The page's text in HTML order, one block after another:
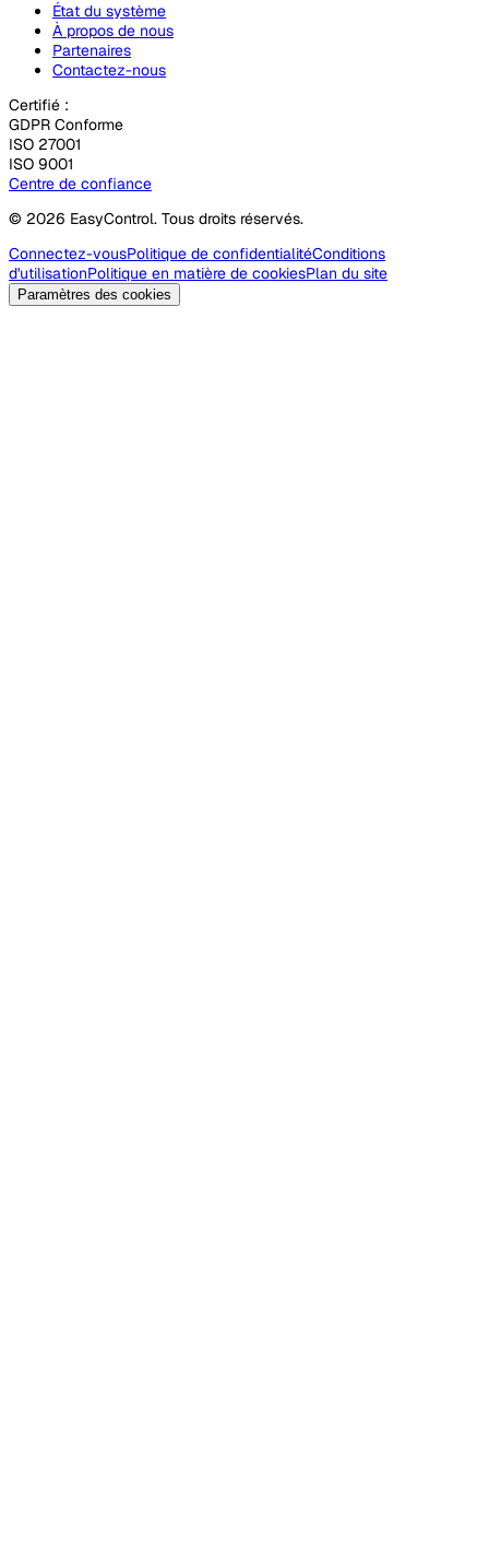
État du système
À propos de nous
Partenaires
Contactez-nous
Certifié :
GDPR Conforme
ISO 27001
ISO 9001
Centre de confiance
© 2026 EasyControl. Tous droits réservés.
Connectez-vousPolitique de confidentialitéConditions
d'utilisationPolitique en matière de cookiesPlan du site
Paramètres des cookies